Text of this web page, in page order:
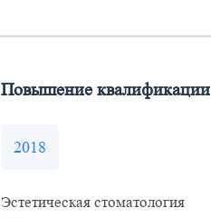
Повышение квалификации
2018
Эстетическая стоматология